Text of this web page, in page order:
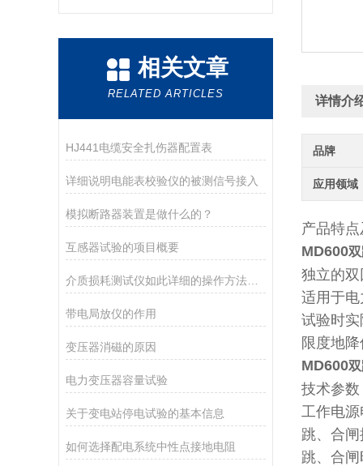
相关文章
RELATED ARTICLES
HJ441电缆安全扎伤器配置表
详细说明电能表校验仪的被测信号接入
模拟断路器装置是做什么的？
互感器试验的项目概要
介质损耗测试仪如此详细的操作方法，你可知晓？
带电局放仪的作用
变压器消磁的原因
电力变压器容量试验
关于变电站停电试验的基本信息
如何选择配电系统中性点接地电阻
详情介
品牌
应用领域
产品特
MD600
独立的
适用于
试验时
限度地
MD600
技术参数
工作电
跳、合
跳、合